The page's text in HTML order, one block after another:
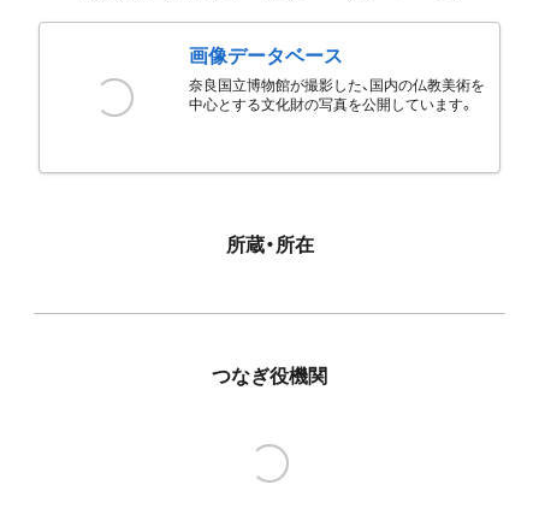
画像データベース
奈良国立博物館が撮影した、国内の仏教美術を
中心とする文化財の写真を公開しています。
所蔵・所在
つなぎ役機関